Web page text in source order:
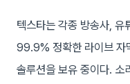
텍스타는 각종 방송사, 유
99.9% 정확한 라이브 자
솔루션을 보유 중이다. 소